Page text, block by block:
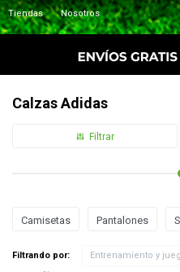
Tiendas Nosotros
Calzas Adidas
Camisetas Pantalones
Filtrando por: Entrenamiento y